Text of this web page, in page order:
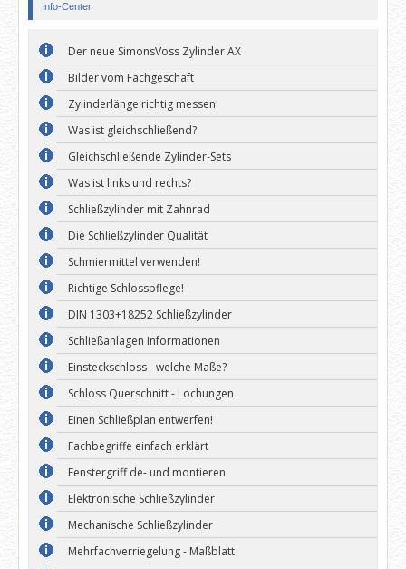
Info-Center
Der neue SimonsVoss Zylinder AX
Bilder vom Fachgeschäft
Zylinderlänge richtig messen!
Was ist gleichschließend?
Gleichschließende Zylinder-Sets
Was ist links und rechts?
Schließzylinder mit Zahnrad
Die Schließzylinder Qualität
Schmiermittel verwenden!
Richtige Schlosspflege!
DIN 1303+18252 Schließzylinder
Schließanlagen Informationen
Einsteckschloss - welche Maße?
Schloss Querschnitt - Lochungen
Einen Schließplan entwerfen!
Fachbegriffe einfach erklärt
Fenstergriff de- und montieren
Elektronische Schließzylinder
Mechanische Schließzylinder
Mehrfachverriegelung - Maßblatt